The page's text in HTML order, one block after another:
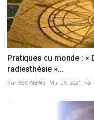
Pratiques du monde : «
radiesthésie »...
Par BSC-NEWS Mar 28, 2021